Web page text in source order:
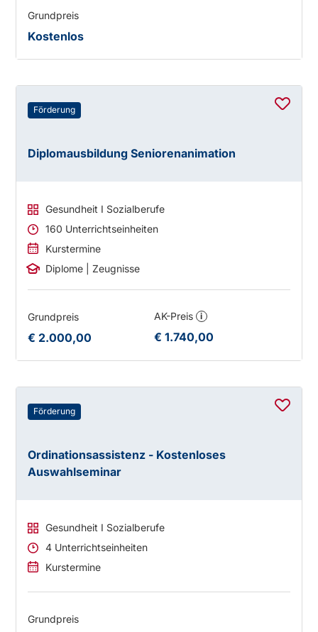
Grundpreis
Kostenlos
Förderung
Diplomausbildung Seniorenanimation
Gesundheit I Sozialberufe
160 Unterrichtseinheiten
Kurstermine
Diplome | Zeugnisse
Grundpreis
€ 2.000,00
AK-Preis i
€ 1.740,00
Förderung
Ordinationsassistenz - Kostenloses
Auswahlseminar
Gesundheit I Sozialberufe
4 Unterrichtseinheiten
Kurstermine
Grundpreis